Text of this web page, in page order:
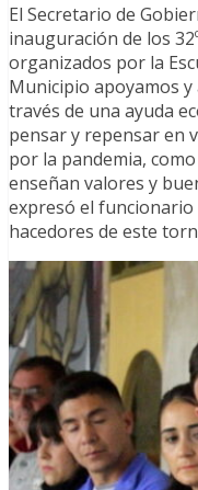
El Secretario de
inauguración de los
organizados por la
Municipio apoyamos
través de una ayuda
pensar y repensar en
por la pandemia,
enseñan valores y
expresó el
hacedores de este